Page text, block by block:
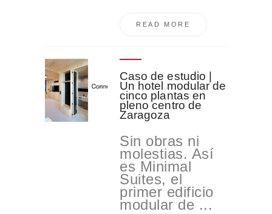
READ MORE
Caso de estudio |
Un hotel modular de
cinco plantas en
pleno centro de
Zaragoza
Sin obras ni
molestias. Así
es Minimal
Suites, el
primer edificio
modular de ...